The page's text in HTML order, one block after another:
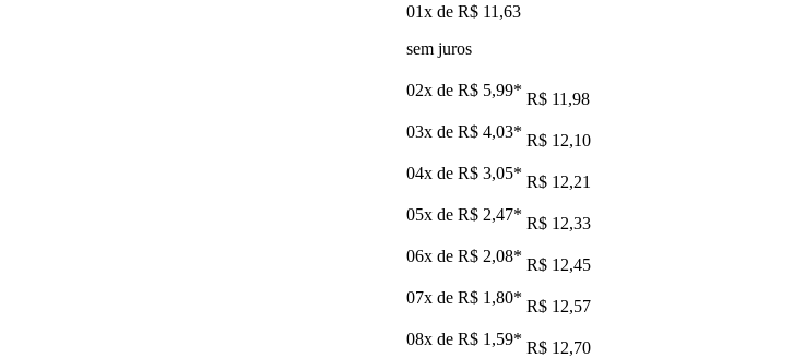
01x de R$ 11,63
sem juros
02x de R$ 5,99* R$ 11,98
03x de R$ 4,03* R$ 12,10
04x de R$ 3,05* R$ 12,21
05x de R$ 2,47* R$ 12,33
06x de R$ 2,08* R$ 12,45
07x de R$ 1,80* R$ 12,57
08x de R$ 1,59* R$ 12,70